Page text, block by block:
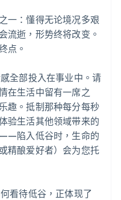
一：懂得无论境况多艰
流逝，形势终将改变。
点。
全部投入在事业中。请
在生活中留有一席之
趣。抵制那种每分每秒
验生活其他领域带来的
陷入低谷时，生命的
精酿爱好者）会为您托
看待低谷，正体现了